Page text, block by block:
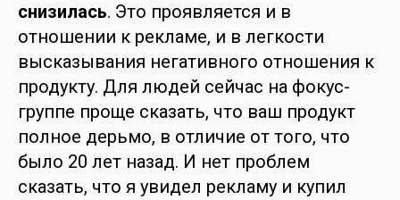
снизилась. Это проявляется и в
отношении к рекламе, и в легкости
высказывания негативного отношения к
продукту. Для людей сейчас на фокус-
группе проще сказать, что ваш продукт
полное дерьмо, в отличие от того, что
было 20 лет назад. И нет проблем
сказать, что я увидел рекламу и купил